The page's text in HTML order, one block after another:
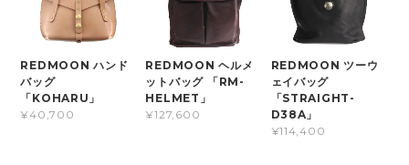
REDMOON ハンド
バッグ
「KOHARU」
¥40,700
REDMOON ヘルメ
ットバッグ 「RM-
HELMET」
¥127,600
REDMOON ツーウ
ェイバッグ
「STRAIGHT-
D38A」
¥114,400